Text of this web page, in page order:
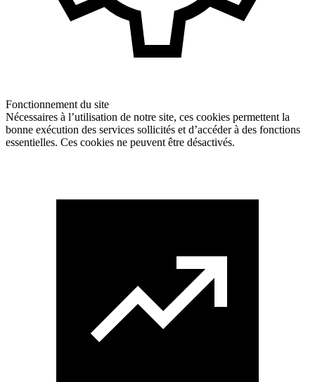
Fonctionnement du site
Nécessaires à l’utilisation de notre site, ces cookies permettent la
bonne exécution des services sollicités et d’accéder à des fonctions
essentielles. Ces cookies ne peuvent être désactivés.